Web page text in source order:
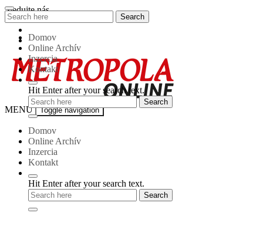
Skip
to
content
Sledujte nás
Metropola-
MENU Toggle navigation
Domov
Online Archív
Inzercia
Kontakt
Hit Enter after your search text.
Search
for:
Search
Domov
Online Archív
Inzercia
Kontakt
Hit Enter after your search text.